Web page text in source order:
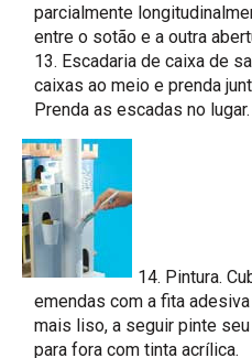
parcialmente
entre o sotão e a outra
13. Escadaria de caixa de
caixas ao meio e prenda
Prenda as escadas no lugar.
14. Pintura.
emendas com a fita
mais liso, a seguir pinte
para fora com tinta acrílica.